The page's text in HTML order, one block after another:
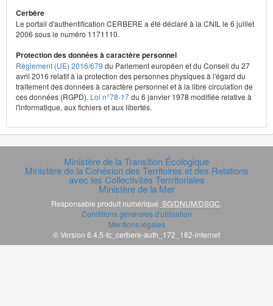
Cerbère
Le portail d'authentification CERBERE a été déclaré à la CNIL le 6 juillet
2006 sous le numéro 1171110.
Protection des données à caractère personnel
Règlement (UE) 2016/679 du Parlement européen et du Conseil du 27
avril 2016 relatif à la protection des personnes physiques à l'égard du
traitement des données à caractère personnel et à la libre circulation de
ces données (RGPD). Loi n°78-17du 6 janvier 1978 modifiée relative à
l'informatique, aux fichiers et aux libertés.
Ministère de la Transition Écologique
Ministère de la Cohésion des Territoires et des Relations
avec les Collectivités Terrritoriales
Ministère de la Mer
Responsable produit numérique SG/DNUM/DSGC
Conditions générales d'utilisation
Mentions légales
© Version 6.4.5-tc_cerbere-auth_172_182-internet